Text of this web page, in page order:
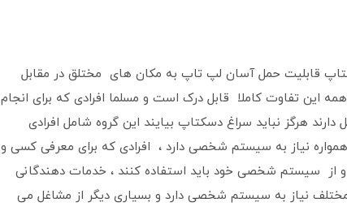
قابلیت حمل آسان لپ تاپ به مکان های مختلق در مقابل
این تفاوت کاملا قابل درک است و مسلما افرادی که برای انجام
هرگز نباید سراغ دسکتاپ بیایند این گروه شامل افرادی
نیاز به سیستم شخصی دارد ، افرادی که برای معرفی کسی و
و از سیستم شخصی خود باید استفاده کنند ، خدمات دهندگانی
نیاز به سیستم شخصی دارد و بسیاری دیگر از مشاغل می